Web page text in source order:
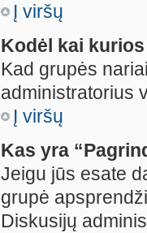
Į viršų
Kodėl kai
Kad grupės
administratorius
Į viršų
Kas yra
Jeigu jūs esate
grupė
Diskusijų